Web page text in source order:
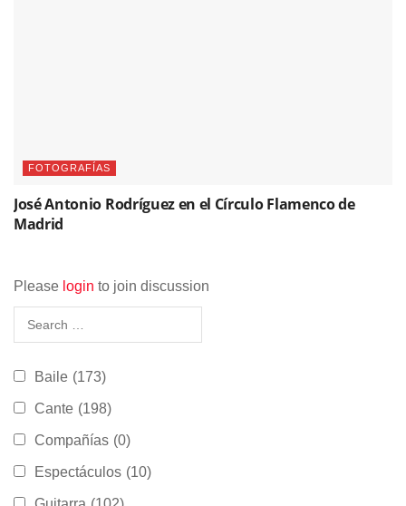
FOTOGRAFÍAS
José Antonio Rodríguez en el Círculo Flamenco de
Madrid
Please login to join discussion
Baile (173)
Cante (198)
Compañías (0)
Espectáculos (10)